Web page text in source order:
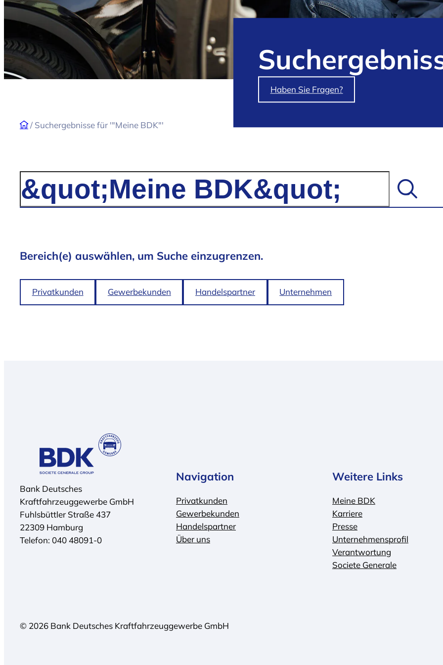
Haben Sie Fragen?
/ Suchergebnisse für '"Meine BDK"'
Bereich(e) auswählen, um Suche einzugrenzen.
Privatkunden Gewerbekunden Handelspartner Unternehmen
Bank Deutsches
Kraftfahrzeuggewerbe GmbH
Fuhlsbüttler Straße 437
22309 Hamburg
Telefon: 040 48091-0
Navigation
Privatkunden
Gewerbekunden
Handelspartner
Über uns
Weitere Links
Meine BDK
Karriere
Presse
Unternehmensprofil
Verantwortung
Societe Generale
© 2026 Bank Deutsches Kraftfahrzeuggewerbe GmbH